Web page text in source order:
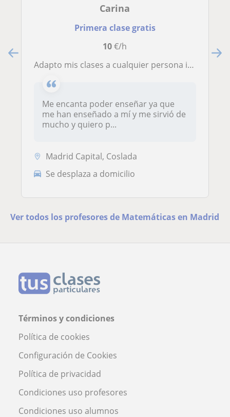
Carina
Primera clase gratis
10€/h
Adapto mis clases a cualquier persona introduciendo juegos
Me encanta poder enseñar ya que
me han enseñado a mí y me sirvió de
mucho y quiero p...
Madrid Capital, Coslada
Se desplaza a domicilio
Ver todos los profesores de Matemáticas en Madrid
Términos y condiciones
Política de cookies
Configuración de Cookies
Política de privacidad
Condiciones uso profesores
Condiciones uso alumnos